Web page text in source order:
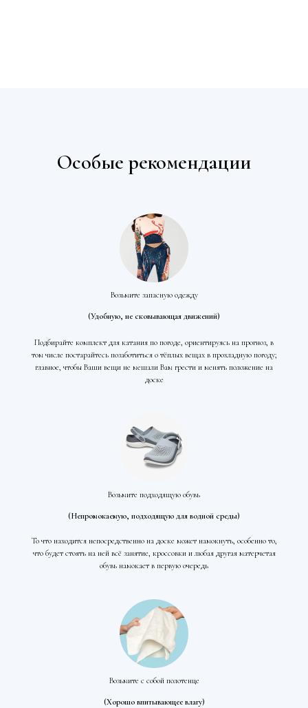
Особые рекомендации
Возьмите запасную одежду
(Удобную, не сковывающая движений)
Подбирайте комплект для катания по погоде, ориентируясь на прогноз, в
том числе постарайтесь позаботиться о тёплых вещах в прохладную погоду;
главное, чтобы Ваши вещи не мешали Вам грести и менять положение на
доске
Возьмите подходящую обувь
(Непромокаемую, подходящую для водной среды)
То что находится непосредственно на доске может намокнуть, особенно то,
что будет стоять на ней всё занятие, кроссовки и любая другая матерчетая
обувь намокает в первую очередь
Возьмите с собой полотенце
(Хорошо впитывающее влагу)